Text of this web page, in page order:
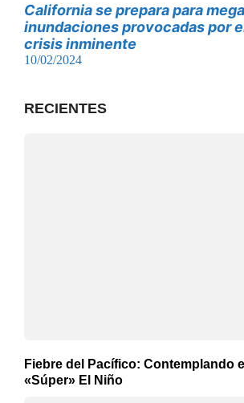
California se prepara para mega
inundaciones provocadas por
crisis inminente
10/02/2024
RECIENTES
Fiebre del Pacífico: Contemplando
«Súper» El Niño